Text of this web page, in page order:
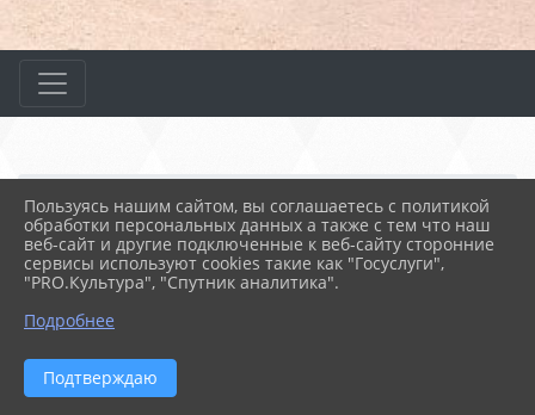
Главная ВАЖНОЕ Конкурсы профессиональ...
10.10.2023 11:46
КОНКУРСЫ ПРОФЕССИОНАЛЬНОГО
Пользуясь нашим сайтом, вы соглашаетесь с политикой
обработки персональных данных а также с тем что наш
веб-сайт и другие подключенные к веб-сайту сторонние
сервисы используют cookies такие как "Госуслуги",
"PRO.Культура", "Спутник аналитика".
Подробнее
Подтверждаю